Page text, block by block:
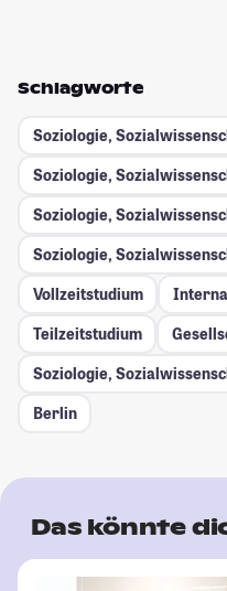
Schlagworte
Soziologie,
Soziologie,
Soziologie,
Soziologie,
Vollzeitstudium
Teilzeitstudium
Soziologie,
Berlin
Das könnte